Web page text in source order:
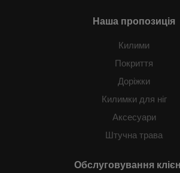
Наша пропозиція
Килими
Покриття
Доріжки
Килимки для ніг
Аксесуари
Штучна трава
Обслуговування